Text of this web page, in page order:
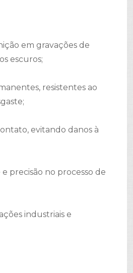
em gravações de
escuros;
resistentes ao
evitando danos à
precisão no processo de
industriais e